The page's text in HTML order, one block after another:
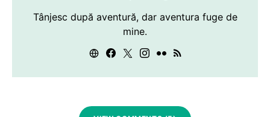
Tânjesc după aventură, dar aventura fuge de
mine.